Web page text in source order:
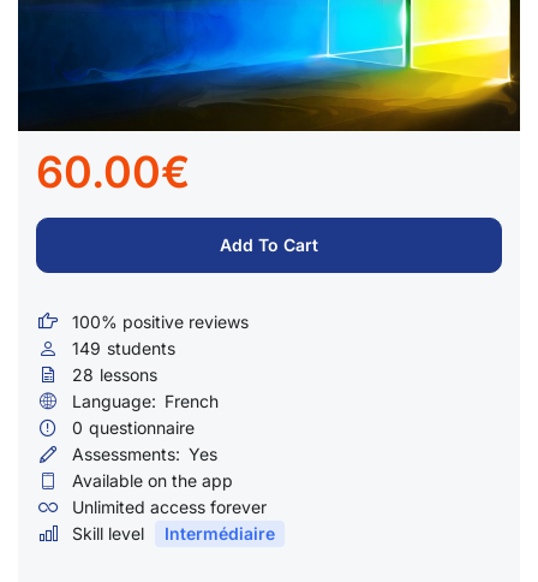
60.00€
Add To Cart
100% positive reviews
149 students
28 lessons
Language: French
0 questionnaire
Assessments: Yes
Available on the app
Unlimited access forever
Skill level
Intermédiaire